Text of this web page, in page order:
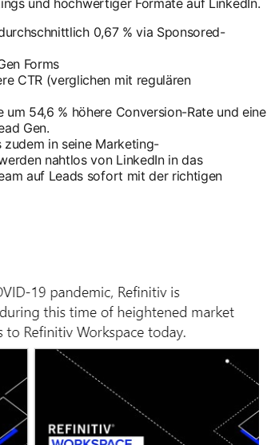
und hochwertiger Formate auf LinkedIn.
0,67 % via Sponsored-
Forms
CTR (verglichen mit regulären
54,6 % höhere Conversion-Rate und eine
Gen.
zudem in seine Marketing-
nahtlos von LinkedIn in das
auf Leads sofort mit der richtigen